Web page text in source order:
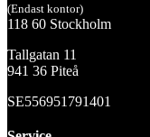
(Endast kontor)
118 60 Stockholm
Tallgatan 11
941 36 Piteå
SE556951791401